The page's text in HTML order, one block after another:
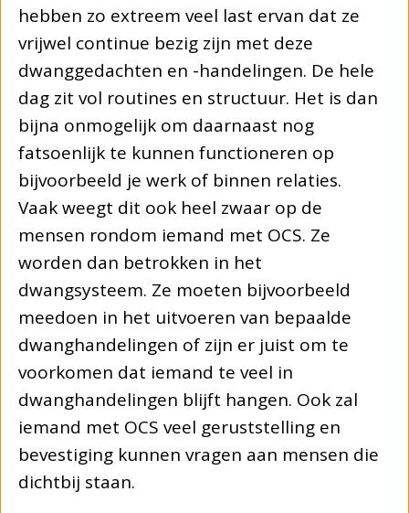
hebben zo extreem veel last ervan dat ze
vrijwel continue bezig zijn met deze
dwanggedachten en -handelingen. De hele
dag zit vol routines en structuur. Het is dan
bijna onmogelijk om daarnaast nog
fatsoenlijk te kunnen functioneren op
bijvoorbeeld je werk of binnen relaties.
Vaak weegt dit ook heel zwaar op de
mensen rondom iemand met OCS. Ze
worden dan betrokken in het
dwangsysteem. Ze moeten bijvoorbeeld
meedoen in het uitvoeren van bepaalde
dwanghandelingen of zijn er juist om te
voorkomen dat iemand te veel in
dwanghandelingen blijft hangen. Ook zal
iemand met OCS veel geruststelling en
bevestiging kunnen vragen aan mensen die
dichtbij staan.